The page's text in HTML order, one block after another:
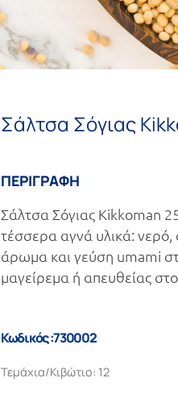
Σάλτσα Σόγιας
ΠΕΡΙΓΡΑΦΗ
Σάλτσα Σόγιας Kikkoman
τέσσερα αγνά υλικά: νερό,
άρωμα και γεύση umami
μαγείρεμα ή απευθείας
Κωδικός :730002
Τεμάχια/Κιβώτιο: 12